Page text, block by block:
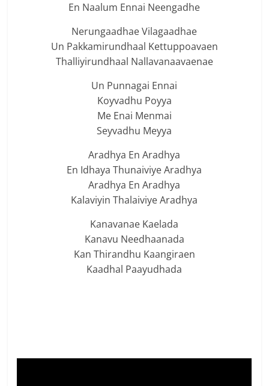
En Naalum Ennai Neengadhe
Nerungaadhae Vilagaadhae
Un Pakkamirundhaal Kettuppoavaen
Thalliyirundhaal Nallavanaavaenae
Un Punnagai Ennai
Koyvadhu Poyya
Me Enai Menmai
Seyvadhu Meyya
Aradhya En Aradhya
En Idhaya Thunaiviye Aradhya
Aradhya En Aradhya
Kalaviyin Thalaiviye Aradhya
Kanavanae Kaelada
Kanavu Needhaanada
Kan Thirandhu Kaangiraen
Kaadhal Paayudhada